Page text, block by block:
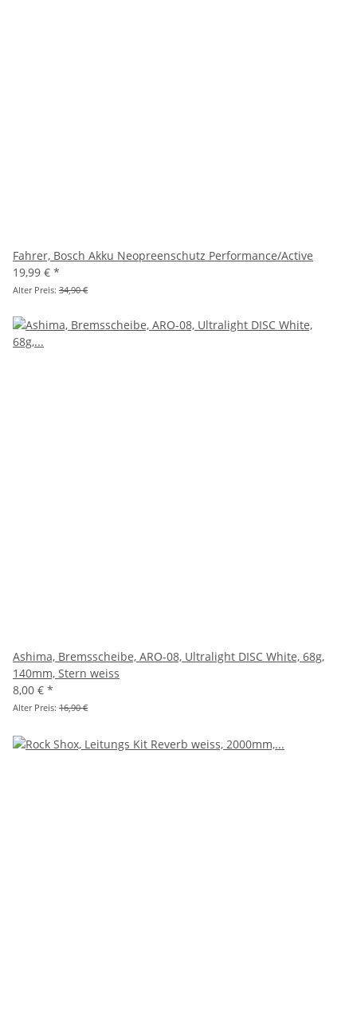
Fahrer, Bosch Akku Neopreenschutz Performance/Active
19,99 € *
Alter Preis: 34,90 €
Ashima, Bremsscheibe, ARO-08, Ultralight DISC White, 68g,
140mm, Stern weiss
8,00 € *
Alter Preis: 16,90 €